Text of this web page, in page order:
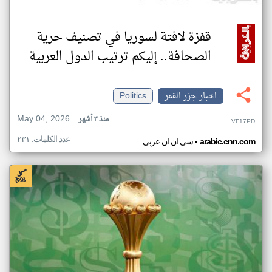
قفزة لافتة لسوريا في تصنيف حرية
الصحافة.. إليكم ترتيب الدول العربية
اخبار جزر القمر
Politics
May 04, 2026
منذ ٣ أشهر VF17PD
سي ان ان عربي• arabic.cnn.com عدد الكلمات: ٢٣١